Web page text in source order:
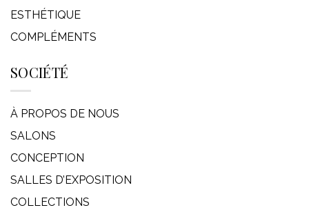
ESTHÉTIQUE
COMPLÉMENTS
SOCIÉTÉ
À PROPOS DE NOUS
SALONS
CONCEPTION
SALLES D’EXPOSITION
COLLECTIONS